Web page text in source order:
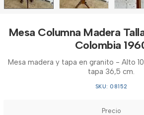
Mesa Columna Madera
Colombia
Mesa madera y tapa en granito - Alto
tapa 36,5 cm.
SKU: 08152
Precio